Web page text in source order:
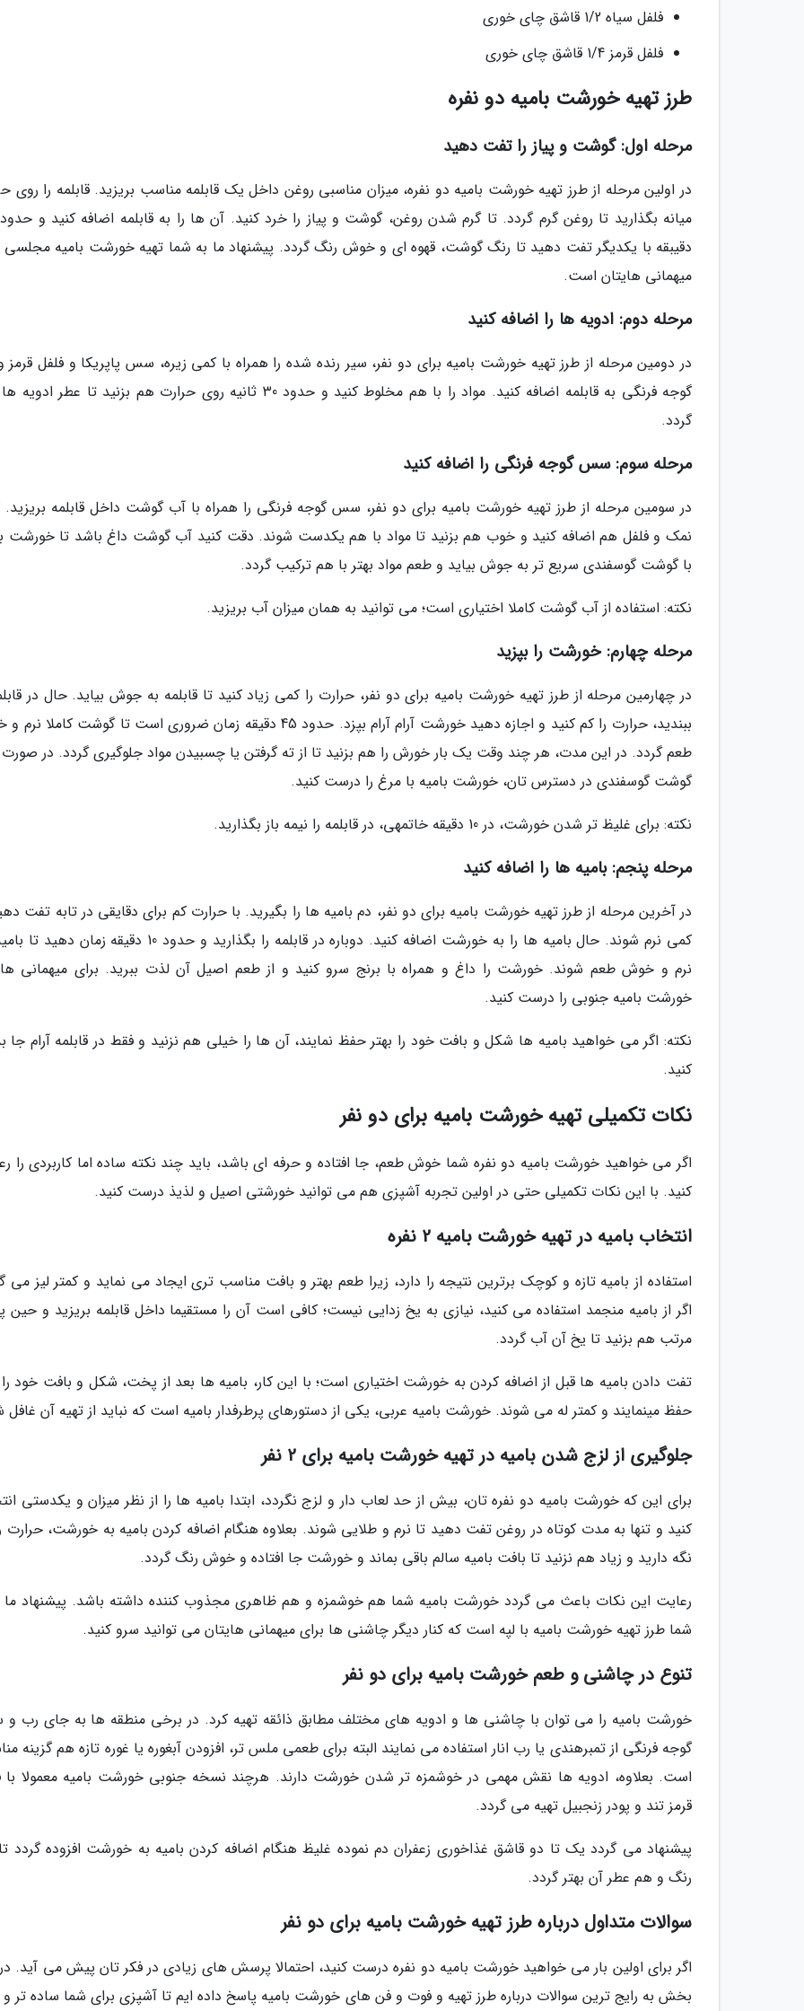
فلفل سیاه 1/2 قاشق چای خوری
فلفل قرمز 1/4 قاشق چای خوری
طرز تهیه خورشت بامیه دو نفره
مرحله اول: گوشت و پیاز را تفت دهید
در اولین مرحله از طرز تهیه خورشت بامیه دو نفره، میزان مناسبی روغن داخل یک قابلمه مناسب بریزید. قابلمه را روی
میانه بگذارید تا روغن گرم گردد. تا گرم شدن روغن، گوشت و پیاز را خرد کنید. آن ها را به قابلمه اضافه کنید و
دقیبقه با یکدیگر تفت دهید تا رنگ گوشت، قهوه ای و خوش رنگ گردد. پیشنهاد ما به شما تهیه خورشت بامیه مجلسی
میهمانی هایتان است.
مرحله دوم: ادویه ها را اضافه کنید
در دومین مرحله از طرز تهیه خورشت بامیه برای دو نفر، سیر رنده شده را همراه با کمی زیره، سس پاپریکا و فلفل
گوجه فرنگی به قابلمه اضافه کنید. مواد را با هم مخلوط کنید و حدود 30 ثانیه روی حرارت هم بزنید تا عطر
گردد.
مرحله سوم: سس گوجه فرنگی را اضافه کنید
در سومین مرحله از طرز تهیه خورشت بامیه برای دو نفر، سس گوجه فرنگی را همراه با آب گوشت داخل قابلمه
نمک و فلفل هم اضافه کنید و خوب هم بزنید تا مواد با هم یکدست شوند. دقت کنید آب گوشت داغ باشد تا خورشت
با گوشت گوسفندی سریع تر به جوش بیاید و طعم مواد بهتر با هم ترکیب گردد.
نکته: استفاده از آب گوشت کاملا اختیاری است؛ می توانید به همان میزان آب بریزید.
مرحله چهارم: خورشت را بپزید
در چهارمین مرحله از طرز تهیه خورشت بامیه برای دو نفر، حرارت را کمی زیاد کنید تا قابلمه به جوش بیاید. حال در
ببندید، حرارت را کم کنید و اجازه دهید خورشت آرام آرام بپزد. حدود 45 دقیقه زمان ضروری است تا گوشت
طعم گردد. در این مدت، هر چند وقت یک بار خورش را هم بزنید تا از ته گرفتن یا چسبیدن مواد جلوگیری گردد. در صورت
گوشت گوسفندی در دسترس تان، خورشت بامیه با مرغ را درست کنید.
نکته: برای غلیظ تر شدن خورشت، در 10 دقیقه خاتمهی، در قابلمه را نیمه باز بگذارید.
مرحله پنجم: بامیه ها را اضافه کنید
در آخرین مرحله از طرز تهیه خورشت بامیه برای دو نفر، دم بامیه ها را بگیرید. با حرارت کم برای دقایقی در تابه تفت
کمی نرم شوند. حال بامیه ها را به خورشت اضافه کنید. دوباره در قابلمه را بگذارید و حدود 10 دقیقه
نرم و خوش طعم شوند. خورشت را داغ و همراه با برنج سرو کنید و از طعم اصیل آن لذت ببرید. برای میهمانی
خورشت بامیه جنوبی را درست کنید.
نکته: اگر می خواهید بامیه ها شکل و بافت خود را بهتر حفظ نمایند، آن ها را خیلی هم نزنید و فقط در قابلمه آرام جا
کنید.
نکات تکمیلی تهیه خورشت بامیه برای دو نفر
اگر می خواهید خورشت بامیه دو نفره شما خوش طعم، جا افتاده و حرفه ای باشد، باید چند نکته ساده اما کاربردی را
کنید. با این نکات تکمیلی حتی در اولین تجربه آشپزی هم می توانید خورشتی اصیل و لذیذ درست کنید.
انتخاب بامیه در تهیه خورشت بامیه 2 نفره
استفاده از بامیه تازه و کوچک برترین نتیجه را دارد، زیرا طعم بهتر و بافت مناسب تری ایجاد می نماید و کمتر لیز می
اگر از بامیه منجمد استفاده می کنید، نیازی به یخ زدایی نیست؛ کافی است آن را مستقیما داخل قابلمه بریزید و
مرتب هم بزنید تا یخ آن آب گردد.
تفت دادن بامیه ها قبل از اضافه کردن به خورشت اختیاری است؛ با این کار، بامیه ها بعد از پخت، شکل و بافت خود را
حفظ مینمایند و کمتر له می شوند. خورشت بامیه عربی، یکی از دستورهای پرطرفدار بامیه است که نباید از تهیه آن
جلوگیری از لزج شدن بامیه در تهیه خورشت بامیه برای 2 نفر
برای این که خورشت بامیه دو نفره تان، بیش از حد لعاب دار و لزج نگردد، ابتدا بامیه ها را از نظر میزان و یکدستی
کنید و تنها به مدت کوتاه در روغن تفت دهید تا نرم و طلایی شوند. بعلاوه هنگام اضافه کردن بامیه به خورشت، حرارت
نگه دارید و زیاد هم نزنید تا بافت بامیه سالم باقی بماند و خورشت جا افتاده و خوش رنگ گردد.
رعایت این نکات باعث می گردد خورشت بامیه شما هم خوشمزه و هم ظاهری مجذوب کننده داشته باشد. پیشنهاد ما
شما طرز تهیه خورشت بامیه با لپه است که کنار دیگر چاشنی ها برای میهمانی هایتان می توانید سرو کنید.
تنوع در چاشنی و طعم خورشت بامیه برای دو نفر
خورشت بامیه را می توان با چاشنی ها و ادویه های مختلف مطابق ذائقه تهیه کرد. در برخی منطقه ها به جای رب
گوجه فرنگی از تمبرهندی یا رب انار استفاده می نمایند البته برای طعمی ملس تر، افزودن آبغوره یا غوره تازه هم گزینه
است. بعلاوه، ادویه ها نقش مهمی در خوشمزه تر شدن خورشت دارند. هرچند نسخه جنوبی خورشت بامیه معمولا با
قرمز تند و پودر زنجبیل تهیه می گردد.
پیشنهاد می گردد یک تا دو قاشق غذاخوری زعفران دم نموده غلیظ هنگام اضافه کردن بامیه به خورشت افزوده گردد
رنگ و هم عطر آن بهتر گردد.
سوالات متداول درباره طرز تهیه خورشت بامیه برای دو نفر
اگر برای اولین بار می خواهید خورشت بامیه دو نفره درست کنید، احتمالا پرسش های زیادی در فکر تان پیش می آید.
بخش به رایج ترین سوالات درباره طرز تهیه و فوت و فن های خورشت بامیه پاسخ داده ایم تا آشپزی برای شما ساده تر